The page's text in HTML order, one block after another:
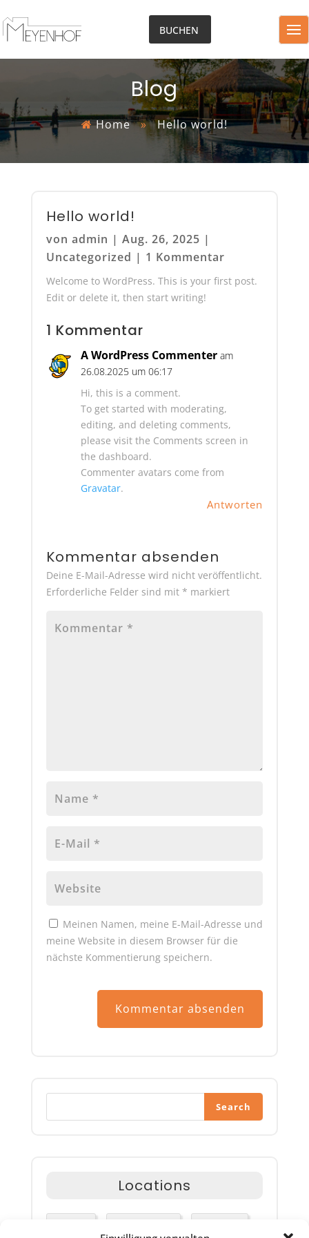
BUCHEN
Blog
Home»Hello world!
Hello world!
von admin | Aug. 26, 2025 |
Uncategorized | 1 Kommentar
Welcome to WordPress. This is your first post.
Edit or delete it, then start writing!
1 Kommentar
A WordPress Commenter am
26.08.2025 um 06:17
Hi, this is a comment.
To get started with moderating,
editing, and deleting comments,
please visit the Comments screen in
the dashboard.
Commenter avatars come from
Gravatar.
Antworten
Kommentar absenden
Deine E-Mail-Adresse wird nicht veröffentlicht.
Erforderliche Felder sind mit * markiert
Meinen Namen, meine E-Mail-Adresse und
meine Website in diesem Browser für die
nächste Kommentierung speichern.
e
e
Search
Locations